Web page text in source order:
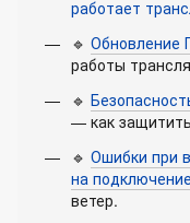
работает
🔹 Обновление
работы
🔹
— как
🔹 Ошибки при
на подключение
ветер.